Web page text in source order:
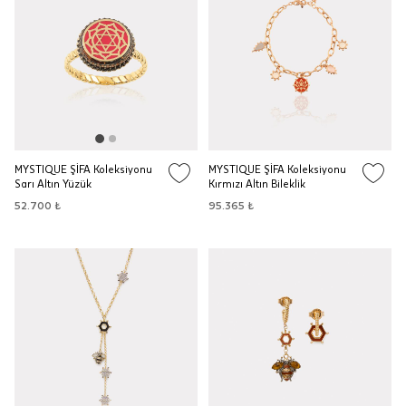
MYSTIQUE ŞİFA Koleksiyonu
Sarı Altın Yüzük
52.700 ₺
MYSTIQUE ŞİFA Koleksiyonu
Kırmızı Altın Bileklik
95.365 ₺